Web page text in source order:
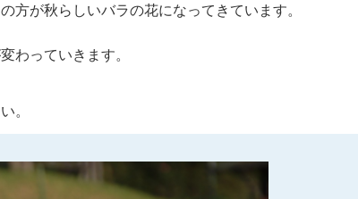
方が秋らしいバラの花になってきています。
わっていきます。
。